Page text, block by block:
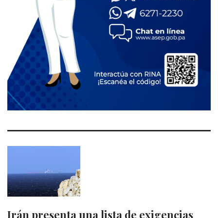
Irán presenta una lista de exigencias